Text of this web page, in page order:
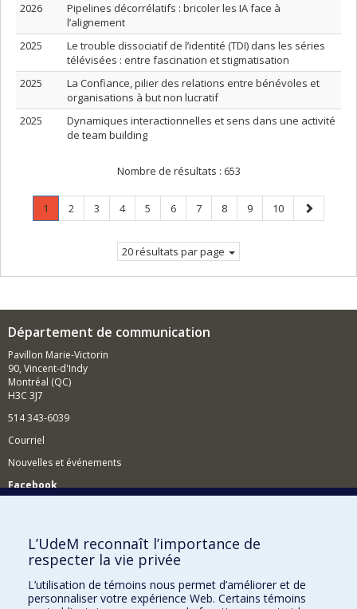
2026
Pipelines décorrélatifs : bricoler les IA face à
l’alignement
2025
Le trouble dissociatif de l’identité (TDI) dans les séries
télévisées : entre fascination et stigmatisation
2025
La Confiance, pilier des relations entre bénévoles et
organisations à but non lucratif
2025
Dynamiques interactionnelles et sens dans une activité
de team building
Nombre de résultats : 653
Page
1
Page
Page
2 Page
3 Page
4 Page
5 Page
6 Page
7 Page
8 Page
9 Page
10
Page
suivante
20 résultats par page
Département de communication
Pavillon Marie-Victorin
90, Vincent-d'Indy
Montréal (QC)
H3C 3J7
514 343-6039
Courriel
Nouvelles et événements
Facebook
Comment soutenir le Département?
BESOIN D'AIDE?
Plan du site
L’UdeM reconnaît l’importance de
respecter la vie privée
L’utilisation de témoins nous permet d’améliorer et de
personnaliser votre expérience Web. Certains témoins